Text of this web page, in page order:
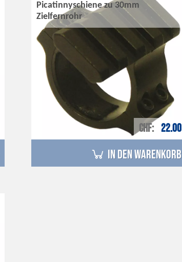
Picatinnyschiene zu 30mm
Zielfernrohr
CHF 22.00
in den Warenkorb